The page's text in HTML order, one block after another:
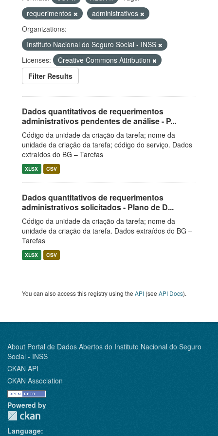
requerimentos
administrativos
Organizations:
Instituto Nacional do Seguro Social - INSS
Licenses:
Creative Commons Attribution
Filter Results
Dados quantitativos de requerimentos
administrativos pendentes de análise - P...
Código da unidade da criação da tarefa; nome da
unidade da criação da tarefa; código do serviço. Dados
extraídos do BG – Tarefas
XLSX CSV
Dados quantitativos de requerimentos
administrativos solicitados - Plano de D...
Código da unidade da criação da tarefa; nome da
unidade da criação da tarefa. Dados extraídos do BG –
Tarefas
XLSX CSV
You can also access this registry using the API (see API Docs).
About Portal de Dados Abertos do Instituto Nacional do Seguro
Social - INSS
CKAN API
CKAN Association
Powered by
Language